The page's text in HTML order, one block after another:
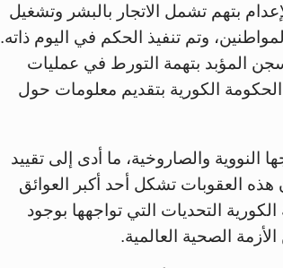
بتهم تشمل الاتجار بالبشر وتشغيل
وتم تنفيذ الحكم في اليوم ذاته.
المؤبد بتهمة التورط في عمليات
الكورية بتقديم معلومات حول
النووية والصاروخية، ما أدى إلى تقييد
أن هذه العقوبات تشكل أحد أكبر العوائق
الكورية التحديات التي تواجهها بوجود
الصحية العالمية.